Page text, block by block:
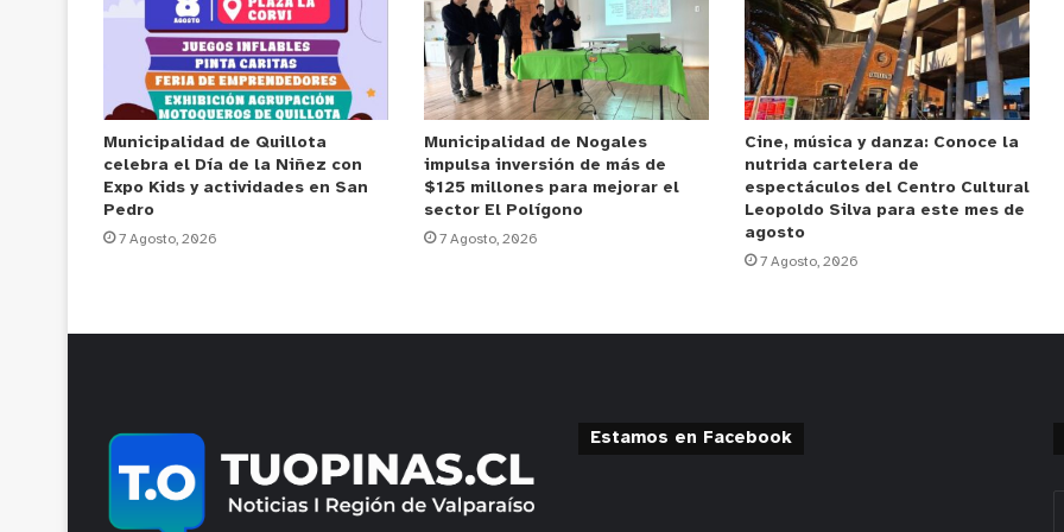
Municipalidad de Quillota
celebra el Día de la Niñez con
Expo Kids y actividades en San
Pedro
7 Agosto, 2026
Municipalidad de Nogales
impulsa inversión de más de
$125 millones para mejorar el
sector El Polígono
7 Agosto, 2026
Cine, música y danza: Conoce la
nutrida cartelera de
espectáculos del Centro Cultural
Leopoldo Silva para este mes de
agosto
7 Agosto, 2026
Estamos en Facebook